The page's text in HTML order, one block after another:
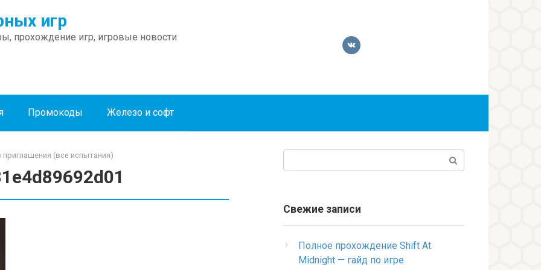
игр
прохождение игр, игровые новости
Промокоды Железо и софт
(все испытания)
Свежие записи
Полное прохождение Shift At
Midnight — гайд по игре